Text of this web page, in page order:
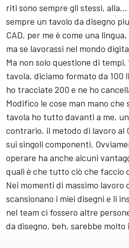
riti sono sempre gli stessi, alla…
sempre un tavolo da disegno
CAD, per me è come una
ma se lavorassi nel mondo
Ma non solo questione di tempi.
tavola, diciamo formato da 100
ho tracciate 200 e ne ho
Modifico le cose man mano che
tavola ho tutto davanti a me,
contrario, il metodo di lavoro al
sui singoli componenti.
operare ha anche alcuni
quali è che tutto ciò che faccio
Nei momenti di massimo lavoro
scansionano i miei disegni e li
nel team ci fossero altre
da disegno, beh, sarebbe molto